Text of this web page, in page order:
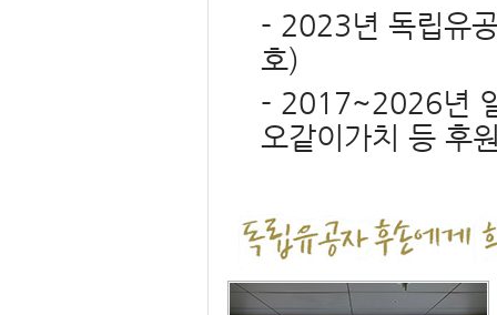
- 2023년 독립유
호)
- 2017~2026년
오같이가치 등 후